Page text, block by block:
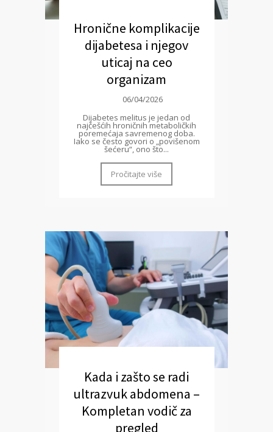
Hronične komplikacije
dijabetesa i njegov
uticaj na ceo
organizam
06/04/2026
Dijabetes melitus je jedan od
najčešćih hroničnih metaboličkih
poremećaja savremenog doba.
Iako se često govori o „povišenom
šećeru“, ono što...
Pročitajte više
Kada i zašto se radi
ultrazvuk abdomena –
Kompletan vodič za
pregled